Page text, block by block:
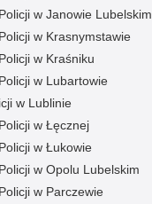
w Janowie Lubelskim
w Krasnymstawie
w Kraśniku
w Lubartowie
w Lublinie
w Łęcznej
w Łukowie
w Opolu Lubelskim
w Parczewie